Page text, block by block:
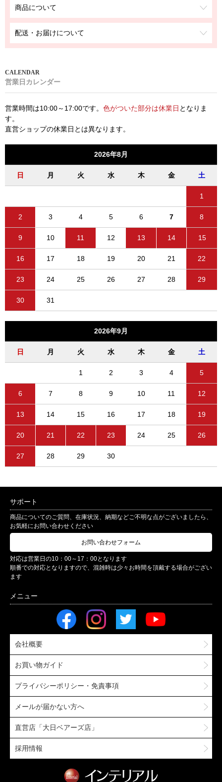
商品について
配送・お届けについて
営業日カレンダー
営業時間は10:00～17:00です。 色がついた部分は休業日 となりま
す。
直営ショップの休業日とは異なります。
2026年8月
日 月 火 水 木 金 土
1
2 3 4 5 6 7 8
9 10 11 12 13 14 15
16 17 18 19 20 21 22
23 24 25 26 27 28 29
30 31
2026年9月
日 月 火 水 木 金 土
1 2 3 4 5
6 7 8 9 10 11 12
13 14 15 16 17 18 19
20 21 22 23 24 25 26
27 28 29 30
サポート
商品についてのご質問、在庫状況、納期などご不明な点がございましたら、
お気軽にお問い合わせください
お問い合わせフォーム
対応は営業日の10：00～17：00となります
順番での対応となりますので、混雑時は少々お時間を頂戴する場合がござい
ます
会社概要
お買い物ガイド
プライバシーポリシー・免責事項
メールが届かない方へ
直営店「大日ベアーズ店」
採用情報